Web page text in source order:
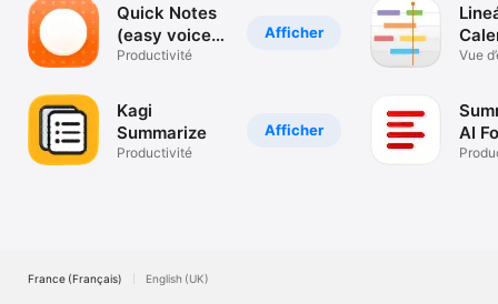
Afficher
Quick Notes
(easy voice
notes)
Productivité
Afficher
Kagi
Summarize
Productivité
Vue
AI
France (Français) English (UK)